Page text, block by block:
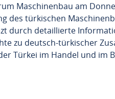
Maschinenbau am
des türkischen
durch detaillierte
zu deutsch-türkischer
Türkei im Handel und im